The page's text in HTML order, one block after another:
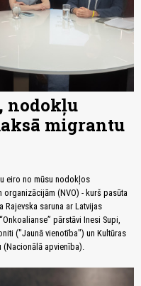
nodokļu
migrantu
eiro no mūsu nodokļos
(NVO) - kurš pasūta
saruna ar Latvijas
pārstāvi Inesi Supi,
("Jaunā vienotība") un Kultūras
apvienība).